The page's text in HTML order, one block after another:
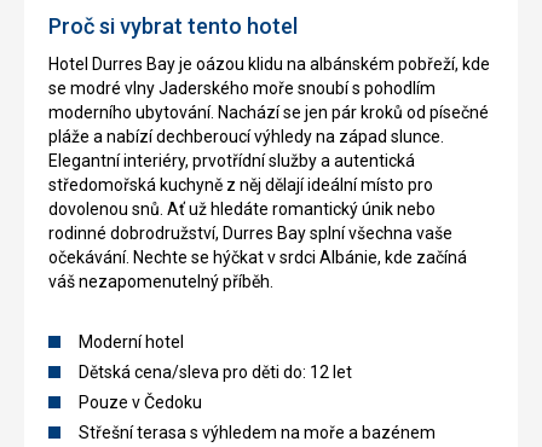
Proč si vybrat tento hotel
Hotel Durres Bay je oázou klidu na albánském pobřeží, kde
se modré vlny Jaderského moře snoubí s pohodlím
moderního ubytování. Nachází se jen pár kroků od písečné
pláže a nabízí dechberoucí výhledy na západ slunce.
Elegantní interiéry, prvotřídní služby a autentická
středomořská kuchyně z něj dělají ideální místo pro
dovolenou snů. Ať už hledáte romantický únik nebo
rodinné dobrodružství, Durres Bay splní všechna vaše
očekávání. Nechte se hýčkat v srdci Albánie, kde začíná
váš nezapomenutelný příběh.
Moderní hotel
Dětská cena/sleva pro děti do: 12 let
Pouze v Čedoku
Střešní terasa s výhledem na moře a bazénem
zdarma,
a
slunečníky
na
pláži
zdarma